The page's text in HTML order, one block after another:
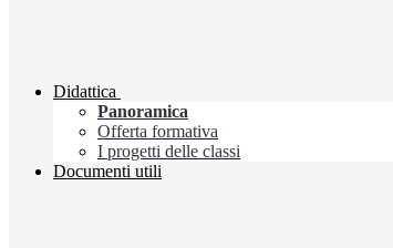
Didattica
Panoramica
Offerta formativa
I progetti delle classi
Documenti utili